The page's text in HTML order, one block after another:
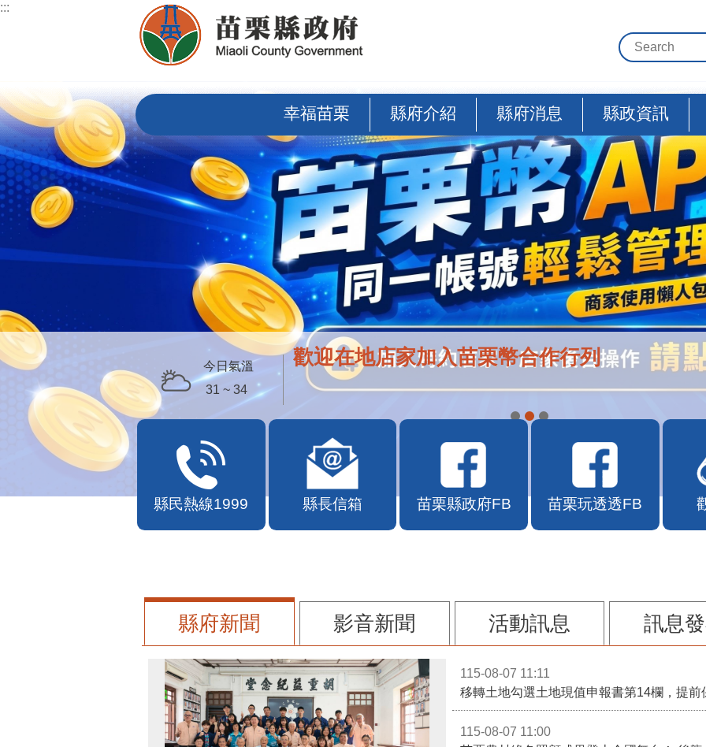
跳到主要內容區塊
:::
幸福苗栗 縣府介紹 縣府消息 縣政資訊
苗栗幣APP自115年7月10日10時上線
今日氣溫
31 ~ 34
縣民熱線1999 縣長信箱 苗栗縣政府FB 苗栗玩透透FB
縣府新聞 影音新聞 活動訊息 訊息
115-08-07 11:11
移轉土地勾選土地現值申報書第14欄，提前
115-08-07 11:00